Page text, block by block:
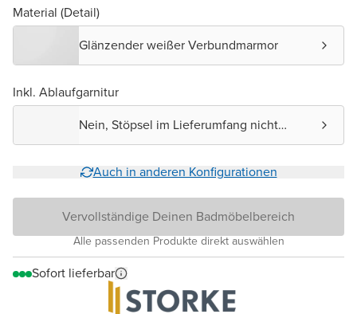
Material (Detail)
Glänzender weißer Verbundmarmor
Inkl. Ablaufgarnitur
Nein, Stöpsel im Lieferumfang nicht
enthalten.
Auch in anderen Konfigurationen
Vervollständige Deinen Badmöbelbereich
Alle passenden Produkte direkt auswählen
Sofort lieferbar